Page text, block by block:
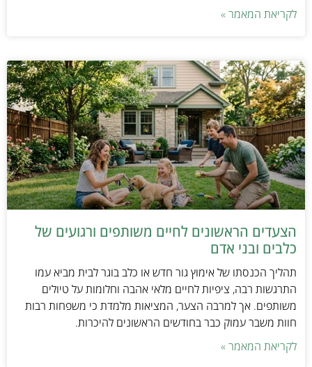
לקריאת המאמר »
הצעדים הראשונים לחיים משותפים ורגועים של
כלבים ובני אדם
תהליך הכנסתו של אימוץ גור חדש או כלב בוגר לבית מביא עמו
התרגשות רבה, ציפיות לחיים מלאי אהבה וחלומות על טיולים
משותפים. אך למרבה הצער, המציאות מלמדת כי משפחות רבות
חוות משבר עמוק כבר בחודשים הראשונים להיכרות.
לקריאת המאמר »